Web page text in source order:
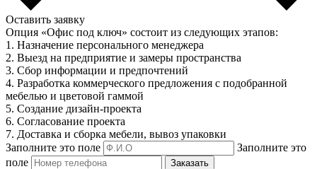
Оставить заявку
Опция «Офис под ключ» состоит из следующих этапов:
1. Назначение персонального менеджера
2. Выезд на предприятие и замеры пространства
3. Сбор информации и предпочтений
4. Разработка коммерческого предложения с подобранной
мебелью и цветовой гаммой
5. Создание дизайн-проекта
6. Согласование проекта
7. Доставка и сборка мебели, вывоз упаковки
Заполните это поле
Заполните это
поле
Заказать